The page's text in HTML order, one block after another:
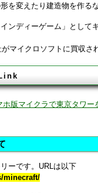
を変えたり建造物を作る
インディーゲーム」として
マイクロソフトに買収さ
ホ版マイクラで東京タワー
ーです。URLは以下
minecraft/